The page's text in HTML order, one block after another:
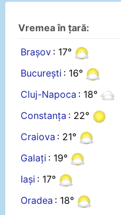
Vremea în țară:
Brașov : 17°
București : 16°
Cluj-Napoca : 18°
Constanța : 22°
Craiova : 21°
Galați : 19°
Iași : 17°
Oradea : 18°